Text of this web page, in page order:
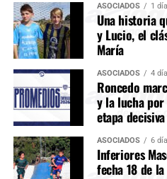
ASOCIADOS 1
Una historia
y Lucio, el
María
ASOCIADOS 4
Roncedo
y la lucha
etapa decisiva
ASOCIADOS 6
Inferiores
fecha 18 de